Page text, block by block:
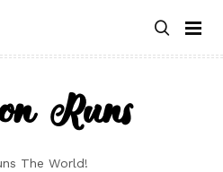
Runs
The World!